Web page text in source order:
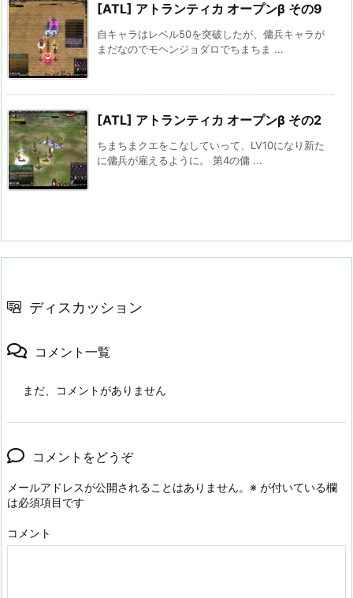
[ATL] アトランティカ オープンβ その9
自キャラはレベル50を突破したが、傭兵キャラが
まだなのでモヘンジョダロでちまちま ...
[ATL] アトランティカ オープンβ その2
ちまちまクエをこなしていって、LV10になり新た
に傭兵が雇えるように。 第4の傭 ...
ディスカッション
コメント一覧
まだ、コメントがありません
コメントをどうぞ
メールアドレスが公開されることはありません。 ※ が付いている欄
は必須項目です
コメント